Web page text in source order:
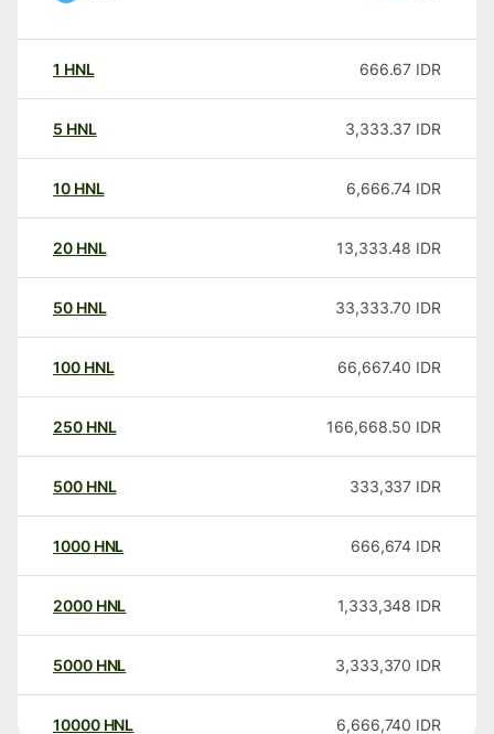
1 HNL 666.67 IDR
5 HNL 3,333.37 IDR
10 HNL 6,666.74 IDR
20 HNL 13,333.48 IDR
50 HNL 33,333.70 IDR
100 HNL 66,667.40 IDR
250 HNL 166,668.50 IDR
500 HNL 333,337 IDR
1000 HNL 666,674 IDR
2000 HNL 1,333,348 IDR
5000 HNL 3,333,370 IDR
10000 HNL 6,666,740 IDR